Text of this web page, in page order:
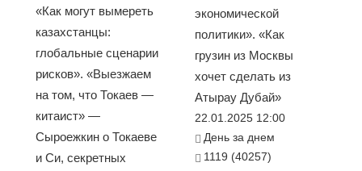
«Как могут вымереть
казахстанцы:
глобальные сценарии
рисков». «Выезжаем
на том, что Токаев —
китаист» —
Сыроежкин о Токаеве
и Си, секретных
экономической
политики». «Как
грузин из Москвы
хочет сделать из
Атырау Дубай»
22.01.2025 12:00
День за днем
1119 (40257)